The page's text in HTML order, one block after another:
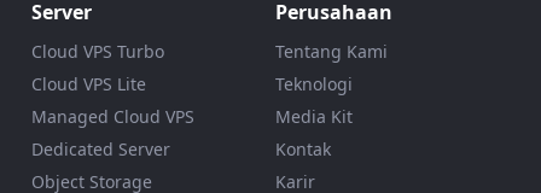
Server
Cloud VPS Turbo
Cloud VPS Lite
Managed Cloud VPS
Dedicated Server
Object Storage
Perusahaan
Tentang Kami
Teknologi
Media Kit
Kontak
Karir